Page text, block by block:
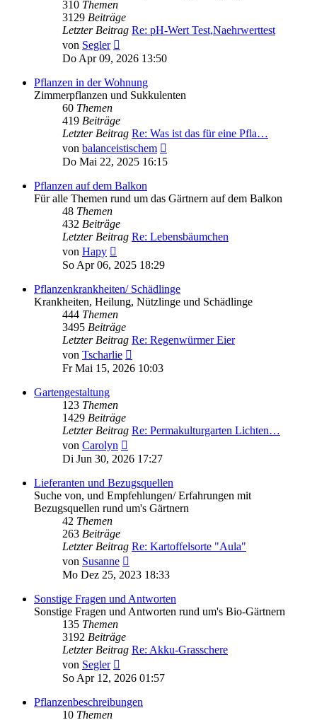
310 Themen
3129 Beiträge
Letzter Beitrag Re: pH-Wert Test,Naehrwerttest
von Segler
Beitrag
Do Apr 09, 2026 13:50
Pflanzen in der Wohnung
Zimmerpflanzen und Sukkulenten
60 Themen
419 Beiträge
Letzter Beitrag Re: Was ist das für eine Pfla…
von balanceistischem
Beitrag
Do Mai 22, 2025 16:15
Pflanzen auf dem Balkon
Für alle Themen rund um das Gärtnern auf dem Balkon
48 Themen
432 Beiträge
Letzter Beitrag Re: Lebensbäumchen
von Hapy
Beitrag
So Apr 06, 2025 18:29
Pflanzenkrankheiten/ Schädlinge
Krankheiten, Heilung, Nützlinge und Schädlinge
444 Themen
3495 Beiträge
Letzter Beitrag Re: Regenwürmer Eier
von Tscharlie
Beitrag
Fr Mai 15, 2026 10:03
Gartengestaltung
123 Themen
1429 Beiträge
Letzter Beitrag Re: Permakulturgarten Lichten…
von Carolyn
Beitrag
Di Jun 30, 2026 17:27
Lieferanten und Bezugsquellen
Suche von, und Empfehlungen/ Erfahrungen mit
Bezugsquellen rund um's Gärtnern
42 Themen
263 Beiträge
Letzter Beitrag Re: Kartoffelsorte "Aula"
von Susanne
Beitrag
Mo Dez 25, 2023 18:33
Sonstige Fragen und Antworten
Sonstige Fragen und Antworten rund um's Bio-Gärtnern
135 Themen
3192 Beiträge
Letzter Beitrag Re: Akku-Grasschere
von Segler
Beitrag
So Apr 12, 2026 01:57
Pflanzenbeschreibungen
10 Themen